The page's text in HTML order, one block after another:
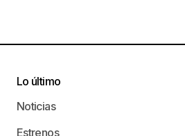
Lo último
Noticias
Estrenos